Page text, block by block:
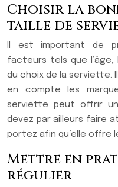
Choisir la
taille de
Il est important de
facteurs tels que
du choix de la serviette.
en compte les
serviette peut offrir
devez par ailleurs faire
portez afin qu’elle offre
Mettre en
régulier